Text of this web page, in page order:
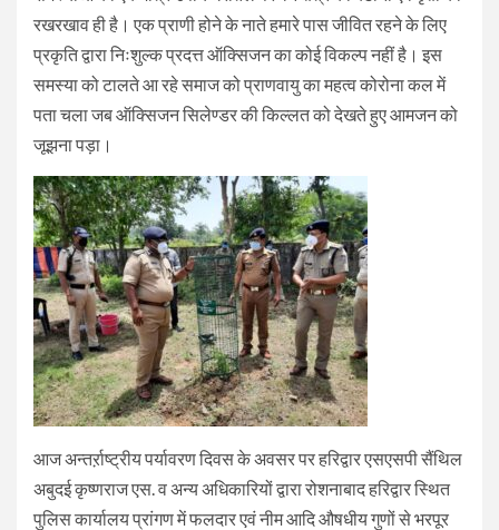
रखरखाव ही है। एक प्राणी होने के नाते हमारे पास जीवित रहने के लिए
प्रकृति द्वारा निःशुल्क प्रदत्त ऑक्सिजन का कोई विकल्प नहीं है। इस
समस्या को टालते आ रहे समाज को प्राणवायु का महत्व कोरोना कल में
पता चला जब ऑक्सिजन सिलेण्डर की किल्लत को देखते हुए आमजन को
जूझना पड़ा।
आज अन्तर्ऱाष्ट्रीय पर्यावरण दिवस के अवसर पर हरिद्वार एसएसपी सैंथिल
अबुदई कृष्णराज एस. व अन्य अधिकारियों द्वारा रोशनाबाद हरिद्वार स्थित
पुलिस कार्यालय प्रांगण में फलदार एवं नीम आदि औषधीय गुणों से भरपूर